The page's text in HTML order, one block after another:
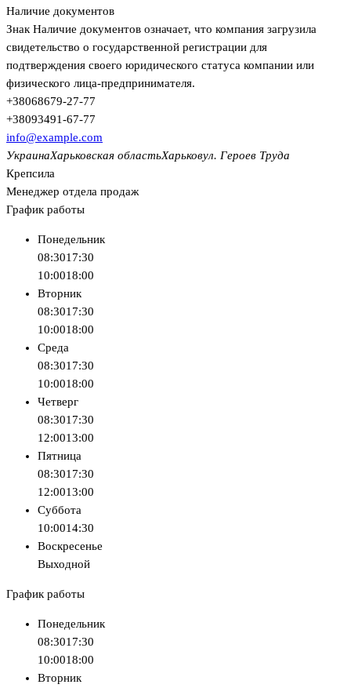
Наличие документов
Знак Наличие документов означает, что компания загрузила
свидетельство о государственной регистрации для
подтверждения своего юридического статуса компании или
физического лица-предпринимателя.
+38068679-27-77
+38093491-67-77
info@example.com
УкраинаХарьковская областьХарьковул. Героев Труда
Крепсила
Менеджер отдела продаж
График работы
Понедельник
08:3017:30
10:0018:00
Вторник
08:3017:30
10:0018:00
Среда
08:3017:30
10:0018:00
Четверг
08:3017:30
12:0013:00
Пятница
08:3017:30
12:0013:00
Суббота
10:0014:30
Воскресенье
Выходной
График работы
Понедельник
08:3017:30
10:0018:00
Вторник